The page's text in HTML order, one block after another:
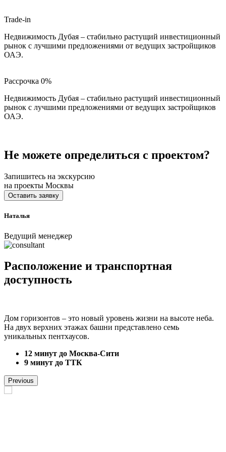
Trade-in
Недвижимость Дубая – стабильно растущий инвестиционный
рынок с лучшими предложениями от ведущих застройщиков
ОАЭ.
Рассрочка 0%
Недвижимость Дубая – стабильно растущий инвестиционный
рынок с лучшими предложениями от ведущих застройщиков
ОАЭ.
Не можете определиться с проектом?
Запишитесь на экскурсию
на проекты Москвы
Оставить заявку
Наталья
Ведущий менеджер
Расположение и транспортная
доступность
Дом горизонтов – это новый уровень жизни на высоте неба.
На двух верхних этажах башни представлено семь
уникальных пентхаусов.
12 минут до Москва-Сити
9 минут до ТТК
Previous